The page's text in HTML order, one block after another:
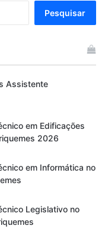
Pesquisar
Assistente
em Edificações
2026
em Informática no
Legislativo no